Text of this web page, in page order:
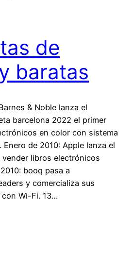
de
baratas
& Noble lanza el
barcelona 2022 el primer
en color con sistema
de 2010: Apple lanza el
vender libros electrónicos
booq pasa a
y comercializa sus
Wi-Fi. 13…